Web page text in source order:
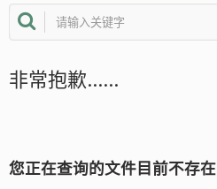
非常抱歉......
您正在查询的文件目前不存在